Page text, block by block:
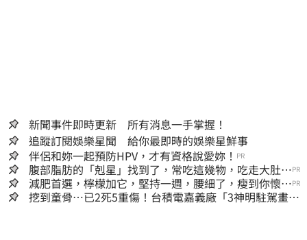
新聞事件即時更新 所有消息一手掌握！
追蹤訂閱娛樂星聞 給你最即時的娛樂星鮮事
伴侶和妳一起預防HPV，才有資格說愛妳！ PR
腹部脂肪的「剋星」找到了，常吃這幾物，吃走大肚
囊，瘦出小蠻腰
PR
減肥首選，檸檬加它，堅持一週，腰細了，瘦到你懷疑
人生
PR
挖到童骨…已2死5重傷！台積電嘉義廠「3神明駐駕畫面